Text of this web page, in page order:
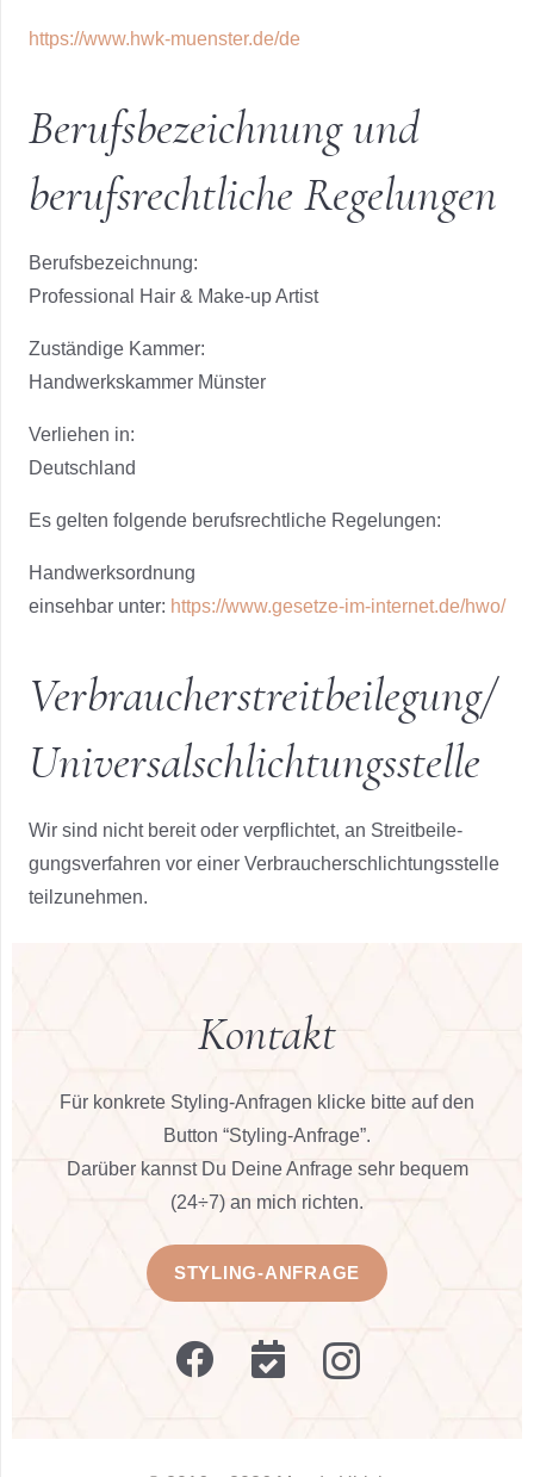
https://www.hwk-muenster.de/de
Berufs­be­zeich­nung und
berufs­recht­li­che Rege­lun­gen
Berufs­be­zeich­nung:
Pro­fes­sio­nal Hair & Make-up Artist
Zustän­di­ge Kam­mer:
Hand­werks­kam­mer Müns­ter
Ver­lie­hen in:
Deutsch­land
Es gel­ten fol­gen­de berufs­recht­li­che Rege­lun­gen:
Hand­werks­ord­nung
ein­seh­bar unter: https://www.gesetze-im-internet.de/hwo/
Verbraucher­streit­beilegung/
Universal­schlichtungs­stelle
Wir sind nicht bereit oder ver­pflich­tet, an Streit­bei­le­
gungs­ver­fah­ren vor einer Ver­brau­cher­schlich­tungs­stel­le
teil­zu­neh­men.
Kon­takt
Für kon­kre­te Sty­ling-Anfra­gen kli­cke bit­te auf den
But­ton “Sty­ling-Anfra­ge”.
Dar­über kannst Du Dei­ne Anfra­ge sehr bequem
(24÷7) an mich rich­ten.
STYLING-ANFRAGE